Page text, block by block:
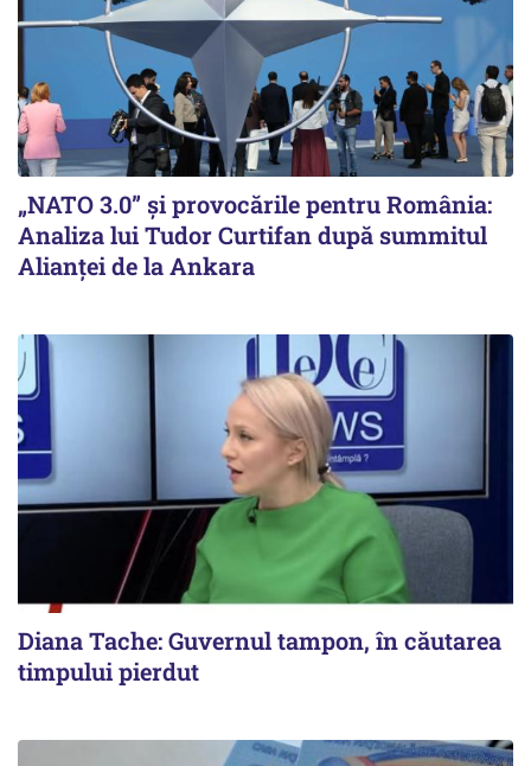
„NATO 3.0” și provocările pentru România:
Analiza lui Tudor Curtifan după summitul
Alianței de la Ankara
Diana Tache: Guvernul tampon, în căutarea
timpului pierdut